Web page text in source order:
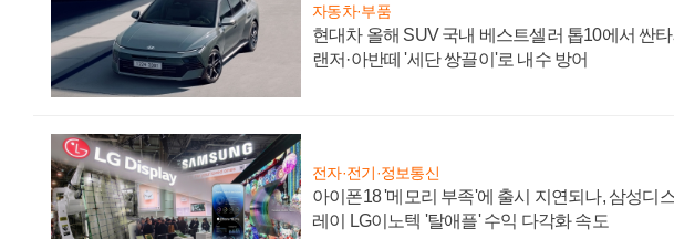
자동차·부품
현대차 올해 SUV 국내 베스트셀러 톱10에서 싼
랜저·아반떼 '세단 쌍끌이'로 내수 방어
전자·전기·정보통신
아이폰18 '메모리 부족'에 출시 지연되나, 삼성디
레이 LG이노텍 '탈애플' 수익 다각화 속도